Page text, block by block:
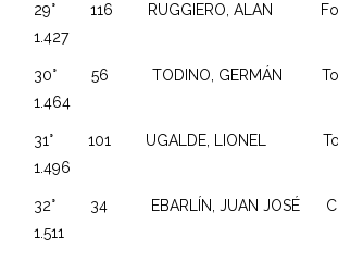
29° 116 RUGGIERO,
1.427
30° 56 TODINO,
1.464
31° 101 UGALDE,
1.496
32° 34 EBARLÍN, JUAN JOSÉ
1.511